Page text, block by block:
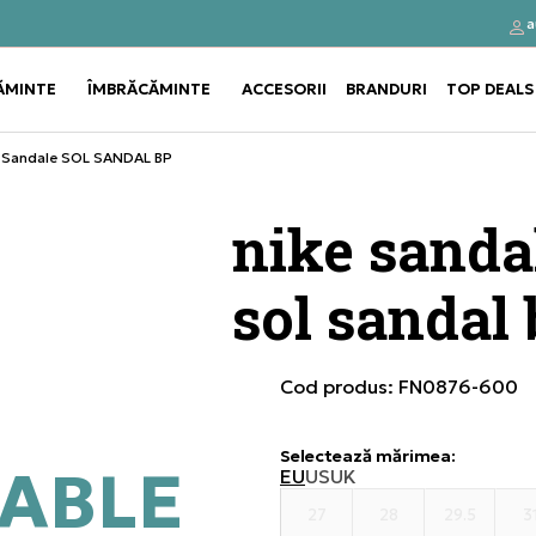
Use shift+Enter to open or close
ÎMBRĂCĂMINTE Use shift+Enter to open or close
ACCESORII BRANDURI TOP DEALS
SOL SANDAL BP
nike
sol sandal
Cod produs: FN0876-600
Selectează mărimea:
EUUSUK